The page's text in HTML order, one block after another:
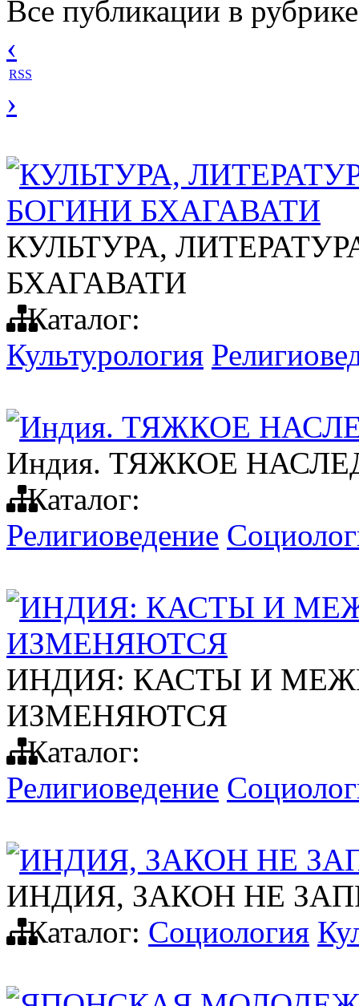
Все публикации в
‹
RSS
›
КУЛЬТУРА,
БОГИНИ БХАГАВАТИ
КУЛЬТУРА,
БХАГАВАТИ
Каталог:
Культурология
Индия. ТЯЖКОЕ
Индия. ТЯЖКОЕ
Каталог:
Религиоведение
ИНДИЯ: КАСТЫ И
ИЗМЕНЯЮТСЯ
ИНДИЯ: КАСТЫ И
ИЗМЕНЯЮТСЯ
Каталог:
Религиоведение
ИНДИЯ, ЗАКОН НЕ
ИНДИЯ, ЗАКОН НЕ
Каталог: Социология